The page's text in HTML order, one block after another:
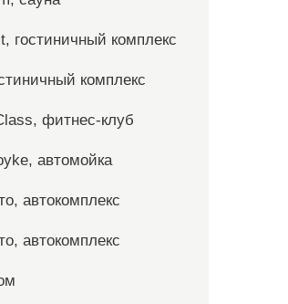
гостиничный комплекс
комплекс
фитнес-клуб
автомойка
автокомплекс
автокомплекс